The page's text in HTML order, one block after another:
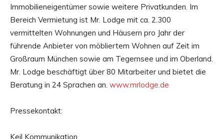
Immobilieneigentümer sowie weitere Privatkunden. Im
Bereich Vermietung ist Mr. Lodge mit ca. 2.300
vermittelten Wohnungen und Häusern pro Jahr der
führende Anbieter von möbliertem Wohnen auf Zeit im
Großraum München sowie am Tegernsee und im Oberland.
Mr. Lodge beschäftigt über 80 Mitarbeiter und bietet die
Beratung in 24 Sprachen an. www.mrlodge.de
Pressekontakt:
Keil Kommunikation